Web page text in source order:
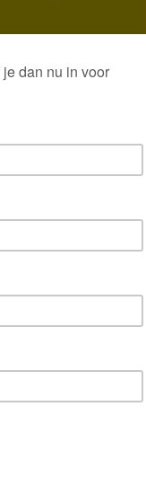
gaat simpel gezegd
te vertonen. Een
stroken zorgen
zijn in dit geval